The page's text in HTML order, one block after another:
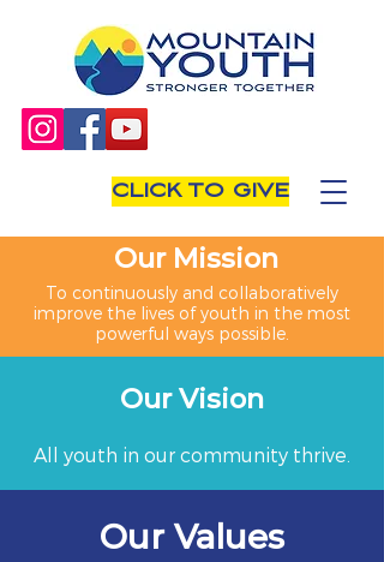
Our Mission
To continuously and collaboratively
improve the lives of youth in the most
powerful ways possible.
Our Vision
All youth in our community thrive.
Our Values
CLICK TO GIVE